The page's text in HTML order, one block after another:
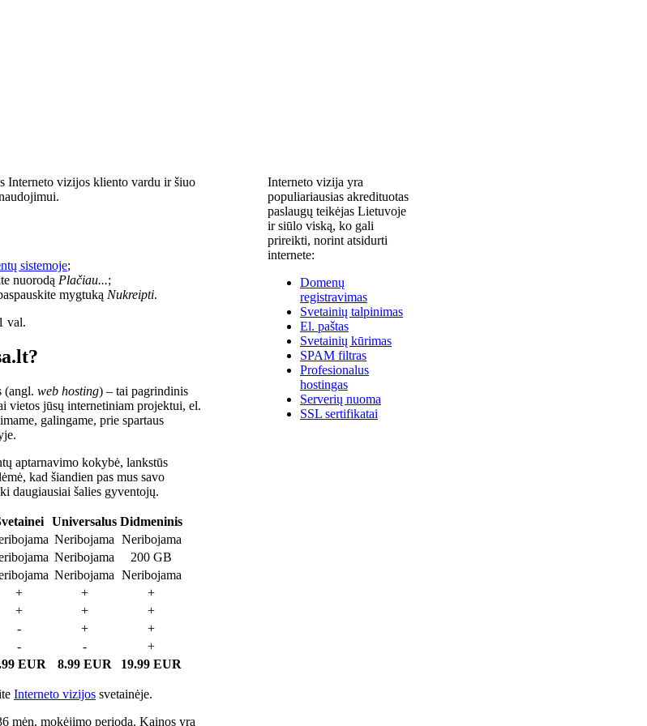
Interneto vizijos kliento vardu ir šiuo
sistemoje;
nuorodą Plačiau...;
mygtuką Nukreipti.
val.
(angl. web hosting) – tai pagrindinis
vietos jūsų internetiniam projektui, el.
galingame, prie spartaus
aptarnavimo kokybė, lankstūs
kad šiandien pas mus savo
daugiausiai šalies gyventojų.
Universalus Didmeninis
Neribojama Neribojama
Neribojama
200 GB
Neribojama Neribojama
+ +
+
+ +
+
- +
+
- -
+
EUR 8.99 EUR 19.99 EUR
Interneto vizijos svetainėje.
mėn. mokėjimo periodą. Kainos yra
Interneto vizija yra
populiariausias akredituotas
paslaugų teikėjas Lietuvoje
ir siūlo viską, ko gali
prireikti, norint atsidurti
internete:
Domenų
registravimas
Svetainių talpinimas
El. paštas
Svetainių kūrimas
SPAM filtras
Profesionalus
hostingas
Serverių nuoma
SSL sertifikatai